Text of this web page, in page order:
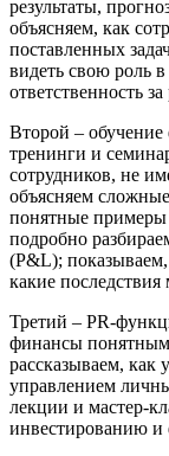
результаты,
объясняем, как
поставленных
видеть свою роль
ответственность за
Второй –
тренинги и
сотрудников, не
объясняем
понятные
подробно
(P&L);
какие
Третий – PR-
финансы
рассказываем, как
управлением
лекции и мастер-
инвестированию